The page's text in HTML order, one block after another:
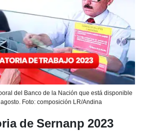
del Banco de la Nación que está disponible
Foto: composición LR/Andina
de Sernanp 2023